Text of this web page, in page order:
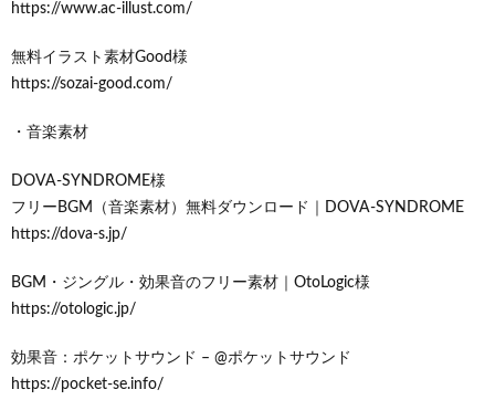
https://www.ac-illust.com/
無料イラスト素材Good様
https://sozai-good.com/
・音楽素材
DOVA-SYNDROME様
フリーBGM（音楽素材）無料ダウンロード｜DOVA-SYNDROME
https://dova-s.jp/
BGM・ジングル・効果音のフリー素材｜OtoLogic様
https://otologic.jp/
効果音：ポケットサウンド – @ポケットサウンド
https://pocket-se.info/